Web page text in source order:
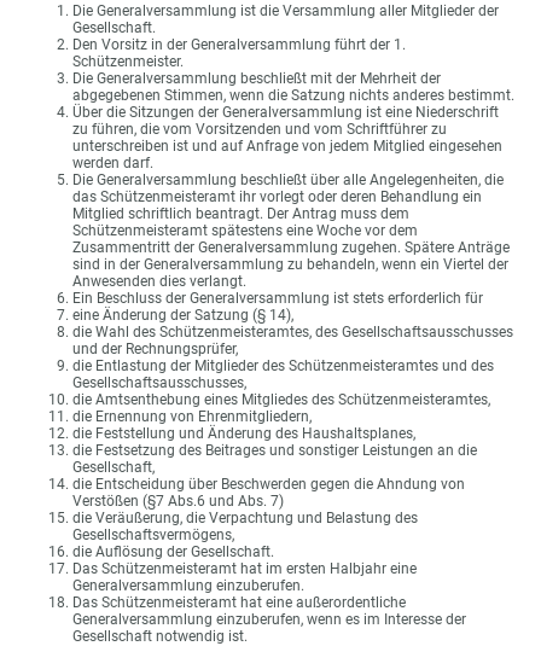
Die Generalversammlung ist die Versammlung aller Mitglieder der
Gesellschaft.
Den Vorsitz in der Generalversammlung führt der 1.
Schützenmeister.
Die Generalversammlung beschließt mit der Mehrheit der
abgegebenen Stimmen, wenn die Satzung nichts anderes bestimmt.
Über die Sitzungen der Generalversammlung ist eine Niederschrift
zu führen, die vom Vorsitzenden und vom Schriftführer zu
unterschreiben ist und auf Anfrage von jedem Mitglied eingesehen
werden darf.
Die Generalversammlung beschließt über alle Angelegenheiten, die
das Schützenmeisteramt ihr vorlegt oder deren Behandlung ein
Mitglied schriftlich beantragt. Der Antrag muss dem
Schützenmeisteramt spätestens eine Woche vor dem
Zusammentritt der Generalversammlung zugehen. Spätere Anträge
sind in der Generalversammlung zu behandeln, wenn ein Viertel der
Anwesenden dies verlangt.
Ein Beschluss der Generalversammlung ist stets erforderlich für
eine Änderung der Satzung (§ 14),
die Wahl des Schützenmeisteramtes, des Gesellschaftsausschusses
und der Rechnungsprüfer,
die Entlastung der Mitglieder des Schützenmeisteramtes und des
Gesellschaftsausschusses,
die Amtsenthebung eines Mitgliedes des Schützenmeisteramtes,
die Ernennung von Ehrenmitgliedern,
die Feststellung und Änderung des Haushaltsplanes,
die Festsetzung des Beitrages und sonstiger Leistungen an die
Gesellschaft,
die Entscheidung über Beschwerden gegen die Ahndung von
Verstößen (§7 Abs.6 und Abs. 7)
die Veräußerung, die Verpachtung und Belastung des
Gesellschaftsvermögens,
die Auflösung der Gesellschaft.
Das Schützenmeisteramt hat im ersten Halbjahr eine
Generalversammlung einzuberufen.
Das Schützenmeisteramt hat eine außerordentliche
Generalversammlung einzuberufen, wenn es im Interesse der
Gesellschaft notwendig ist.